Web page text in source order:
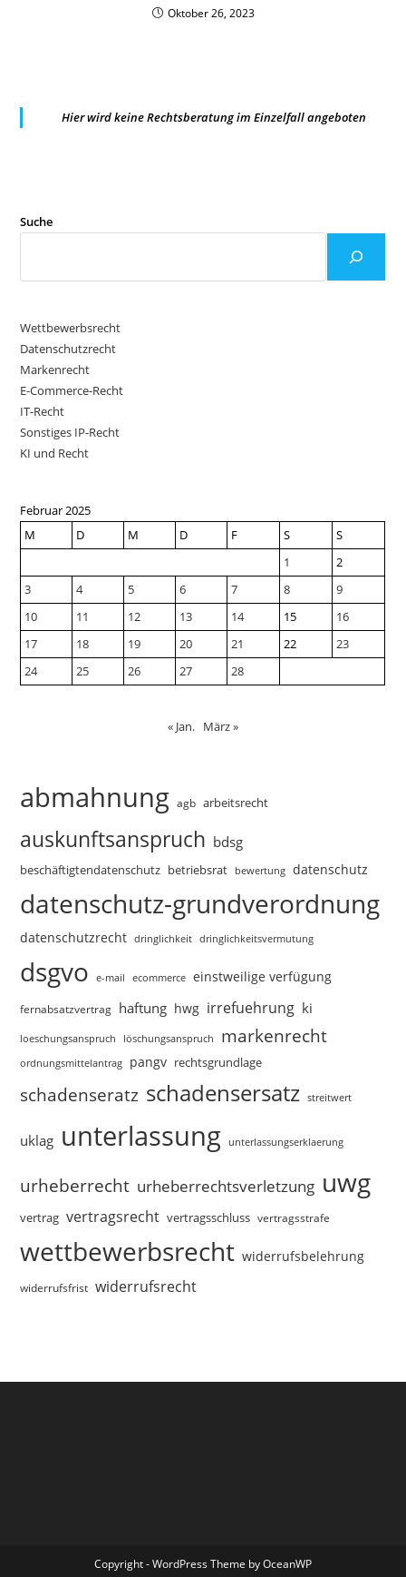
Oktober 26, 2023
Hier wird keine Rechtsberatung im Einzelfall angeboten
Suche
Wettbewerbsrecht
Datenschutzrecht
Markenrecht
E-Commerce-Recht
IT-Recht
Sonstiges IP-Recht
KI und Recht
Februar 2025
M
D M D F S
S
1
2
3
4 5 6 7 8
9
10
11 12 13 14 15
16
17
18 19 20 21 22
23
24
25 26 27 28
« Jan. März »
abmahnung agb arbeitsrecht
auskunftsanspruch bdsg
beschäftigtendatenschutz betriebsrat bewertung datenschutz
datenschutz-grundverordnung
datenschutzrecht dringlichkeit dringlichkeitsvermutung
dsgvo e-mail ecommerce einstweilige verfügung
fernabsatzvertrag haftung hwg irrefuehrung ki
loeschungsanspruch löschungsanspruch markenrecht
ordnungsmittelantrag pangv rechtsgrundlage
schadenseratz schadensersatz streitwert
uklag unterlassung unterlassungserklaerung
urheberrecht urheberrechtsverletzung uwg
vertrag vertragsrecht vertragsschluss vertragsstrafe
wettbewerbsrecht widerrufsbelehrung
widerrufsfrist widerrufsrecht
Copyright - WordPress Theme by OceanWP